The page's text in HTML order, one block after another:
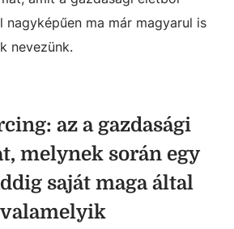
ma már magyarul is
nevezünk.
az a gazdasági
melynek során egy
saját maga által